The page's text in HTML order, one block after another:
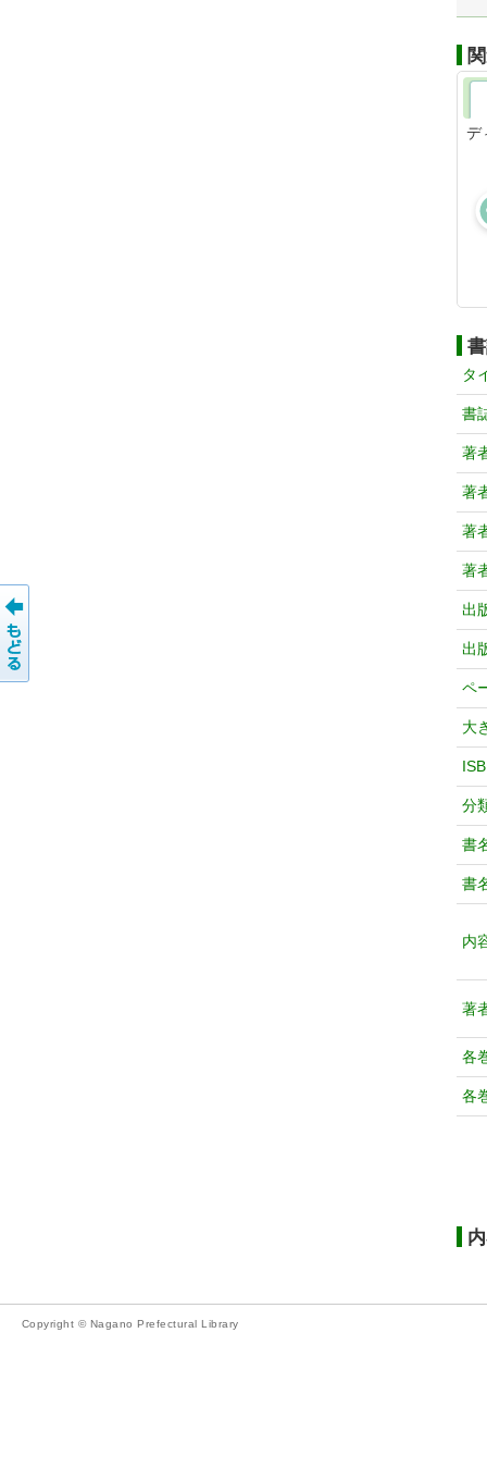
デ
タ
書
著
著
著
著
出
出
ペ
大
分
書
書
内
著
各
各
Copyright © Nagano Prefectural Library